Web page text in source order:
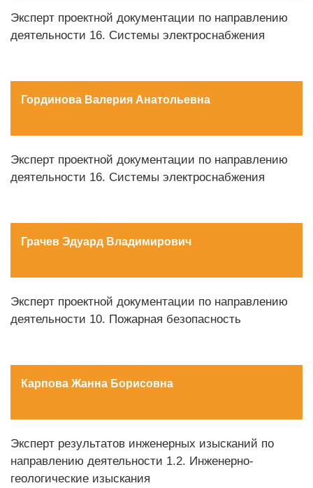
Эксперт проектной документации по направлению
деятельности 16. Системы электроснабжения
Гординова Валерия Анатольевна
Эксперт проектной документации по направлению
деятельности 16. Системы электроснабжения
Грачев Эдуард Владимирович
Эксперт проектной документации по направлению
деятельности 10. Пожарная безопасность
Карпова Жанна Борисовна
Эксперт результатов инженерных изысканий по
направлению деятельности 1.2. Инженерно-
геологические изыскания